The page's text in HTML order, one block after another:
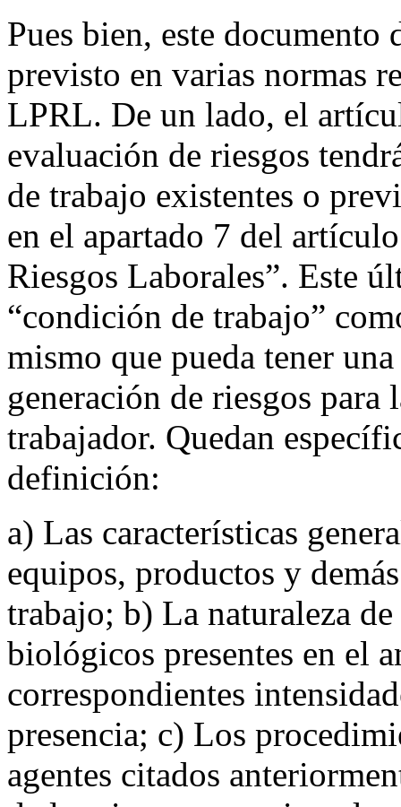
Pues bien, este
previsto en varias normas
LPRL. De un lado, el
evaluación de riesgos
de trabajo existentes o
en el apartado 7 del
Riesgos Laborales”. Este
“condición de trabajo”
mismo que pueda tener
generación de riesgos
trabajador. Quedan
definición:
a) Las características
equipos, productos y
trabajo; b) La naturaleza
biológicos presentes en el
correspondientes
presencia; c) Los
agentes citados